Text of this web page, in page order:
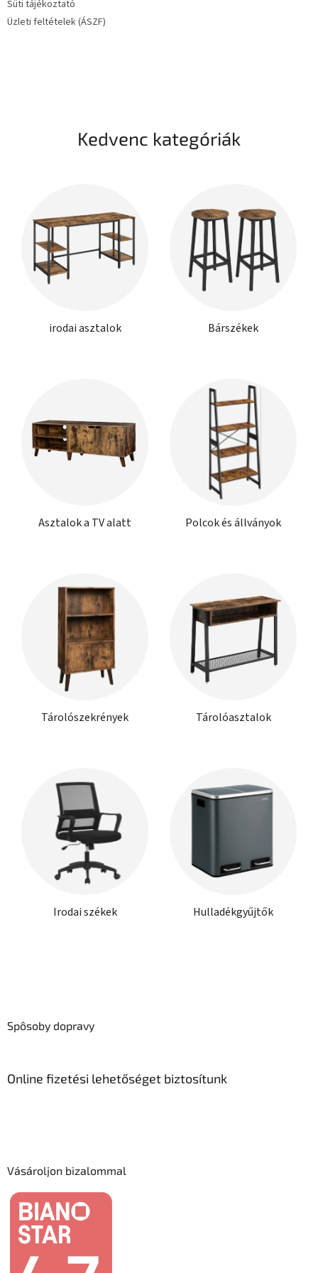
Süti tájékoztató
Üzleti feltételek (ÁSZF)
Kedvenc kategóriák
irodai asztalok Bárszékek
Asztalok a TV alatt Polcok és állványok
Tárolószekrények Tárolóasztalok
Irodai székek Hulladékgyűjtők
Spôsoby dopravy
Online fizetési lehetőséget biztosítunk
Vásároljon bizalommal